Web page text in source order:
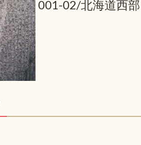
001-02/北海道西部